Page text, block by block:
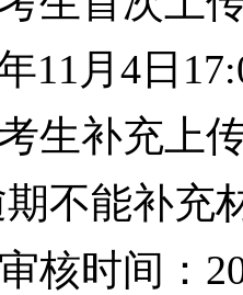
11月4日
生补充上
期不能补充
核时间：